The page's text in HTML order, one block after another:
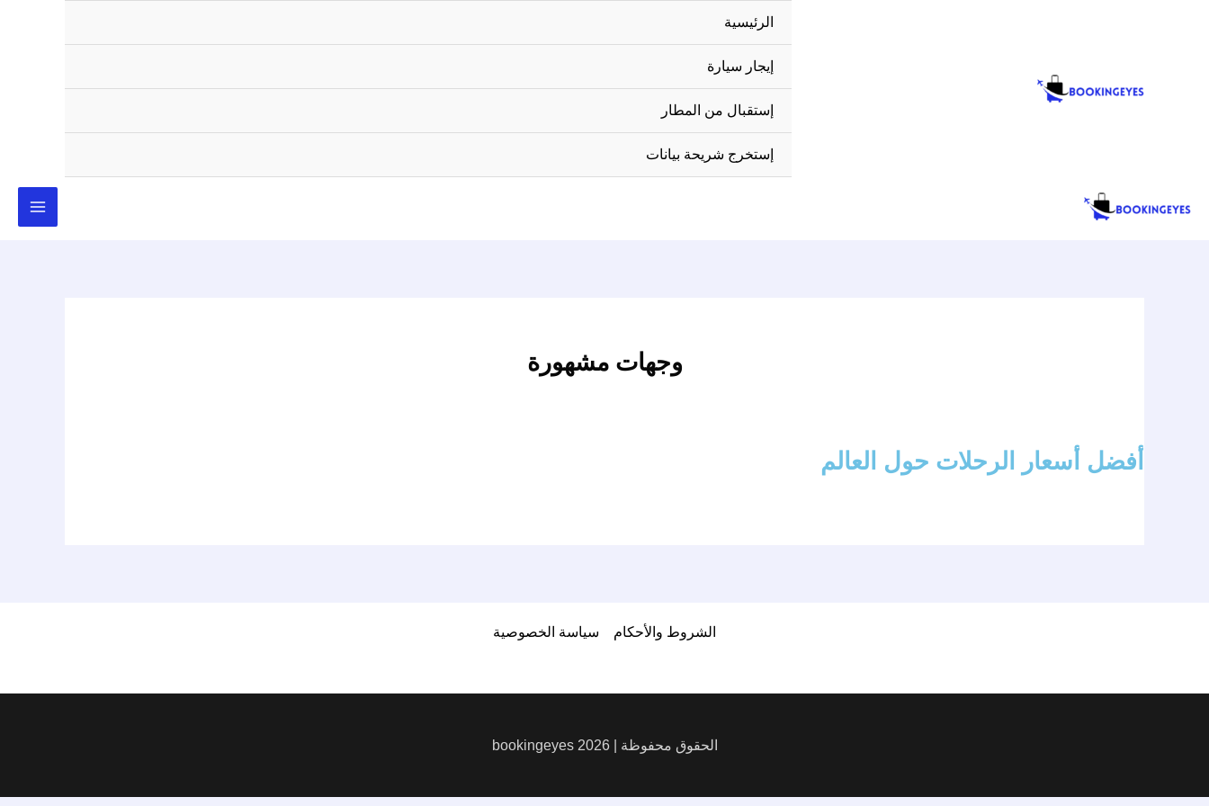
الرئيسية
إيجار سيارة
إستقبال من المطار
إستخرج شريحة بيانات
وجهات مشهورة
أفضل أسعار الرحلات حول العالم
الشروط والأحكام سياسة الخصوصية
الحقوق محفوظة | 2026 bookingeyes